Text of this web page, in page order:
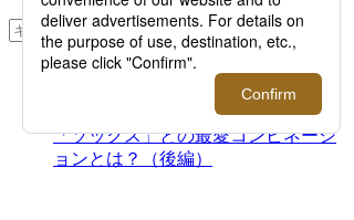
検索
TOP
【対談】「スニーカー」の良き相棒
「ソックス」との最愛コンビネーシ
ョンとは？（後編）